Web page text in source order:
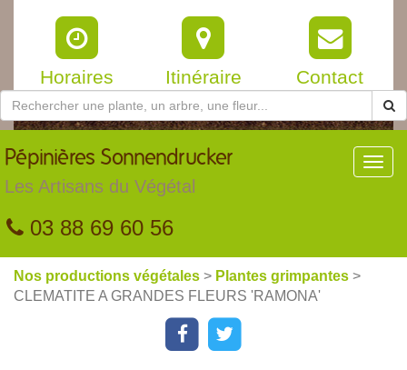
Horaires Itinéraire Contact
Pépinières Sonnendrucker
Les Artisans du Végétal
03 88 69 60 56
Nos productions végétales > Plantes grimpantes >
CLEMATITE A GRANDES FLEURS 'RAMONA'